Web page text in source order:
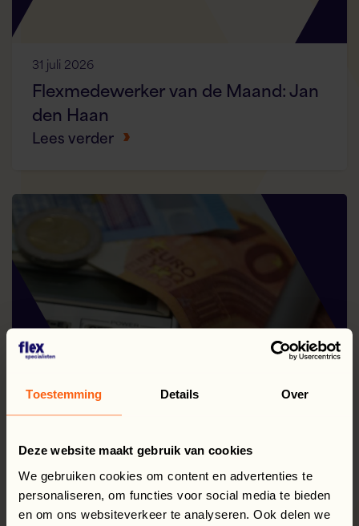
Toestemming Details Over
Deze website maakt gebruik van cookies
We gebruiken cookies om content en advertenties te
personaliseren, om functies voor social media te bieden
en om ons websiteverkeer te analyseren. Ook delen we
31 juli 2026
Flexmedewerker van de Maand: Jan
den Haan
Lees verder
27 juli 2026